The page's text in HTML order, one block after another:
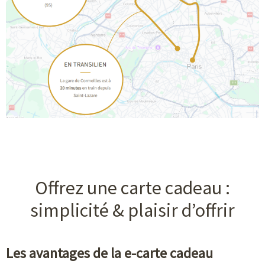
Offrez une carte cadeau :
simplicité & plaisir d’offrir
Les avantages de la e-carte cadeau